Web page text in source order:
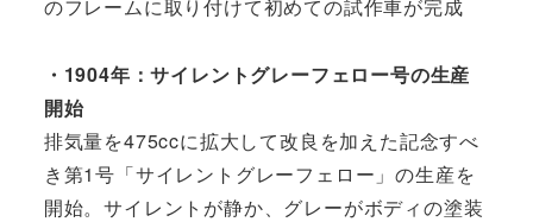
のフレームに取り付けて初めての試作車が完成
・1904年：サイレントグレーフェロー号の生産
開始
排気量を475ccに拡大して改良を加えた記念すべ
き第1号「サイレントグレーフェロー」の生産を
開始。サイレントが静か、グレーがボディの塗装